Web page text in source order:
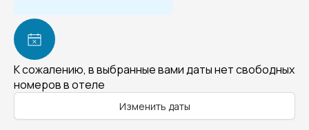
К сожалению, в выбранные вами даты нет свободных
номеров в отеле
Изменить даты